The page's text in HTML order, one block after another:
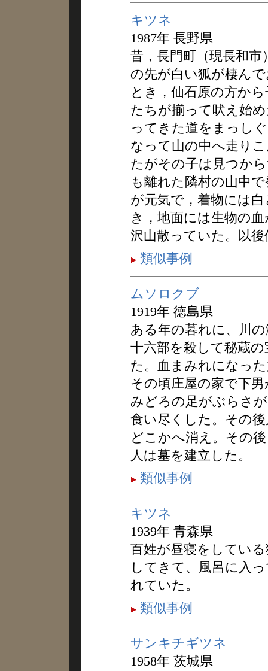
キツネ
1987年 長野県
昔，長門町（現長和
の先が白い狐が棲ん
とき，仙石原の方か
たちが揃って吠え始
ってきた道をまっし
なって山の中へ走り
たがその子は見つか
も離れた隣村の山中
が元気で，着物には
き，地面には生物の
沢山散っていた。以
類似事例
ムソロクブ
1919年 徳島県
ある年の暮れに、川
十六部を殺して秘蔵
た。血まみれになっ
その頃庄屋の家で下
みどろの足がぶらさ
食い尽くした。その
どこかへ消え。その
人は墓を建立した。
類似事例
キツネ
1939年 青森県
百姓が昼寝をしてい
してきて、風呂に入
れていた。
類似事例
サンキチギツネ
1958年 茨城県